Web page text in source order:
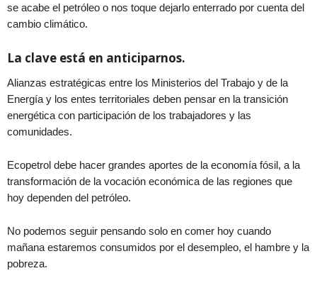
se acabe el petróleo o nos toque dejarlo enterrado por cuenta del
cambio climático.
La clave está en anticiparnos.
Alianzas estratégicas entre los Ministerios del Trabajo y de la
Energía y los entes territoriales deben pensar en la transición
energética con participación de los trabajadores y las
comunidades.
Ecopetrol debe hacer grandes aportes de la economía fósil, a la
transformación de la vocación económica de las regiones que
hoy dependen del petróleo.
No podemos seguir pensando solo en comer hoy cuando
mañana estaremos consumidos por el desempleo, el hambre y la
pobreza.